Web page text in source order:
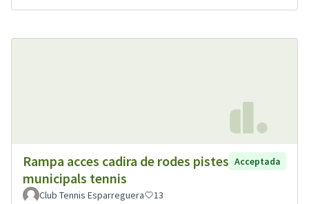
Rampa acces cadira de rodes pistes
municipals tennis
Acceptada
Club Tennis Esparreguera 13